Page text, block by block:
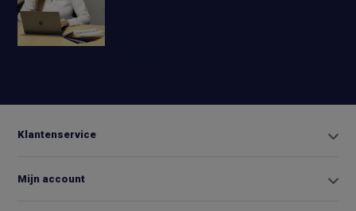
Klantenservice
Mijn account